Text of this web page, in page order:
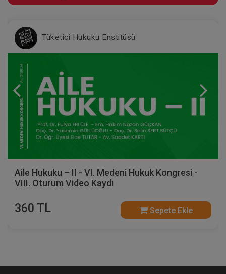
Tüketici Hukuku Enstitüsü
Aile Hukuku – II - VI. Medeni Hukuk Kongresi -
VIII. Oturum Video Kaydı
360 TL Sepete Ekle